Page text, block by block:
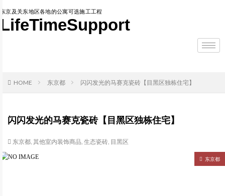
东京及关东地区各地的公寓可选施工工程
LifeTimeSupport
HOME 东京都 闪闪发光的马赛克瓷砖【目黑区独栋住宅】
闪闪发光的马赛克瓷砖【目黑区独栋住宅】
东京都, 其他室内装饰商品, 生态瓷砖, 目黑区
东京都